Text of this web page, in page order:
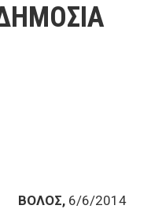
ΒΟΛΟΣ, 6/6/2014